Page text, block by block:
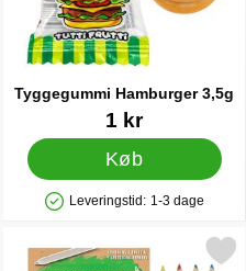
Tyggegummi Hamburger 3,5g
Varenr 899191 kr
Køb
Produkttilgængelighed: På lager
Leveringstid: 1-3 dage
4g som favorit
Markér fodbold